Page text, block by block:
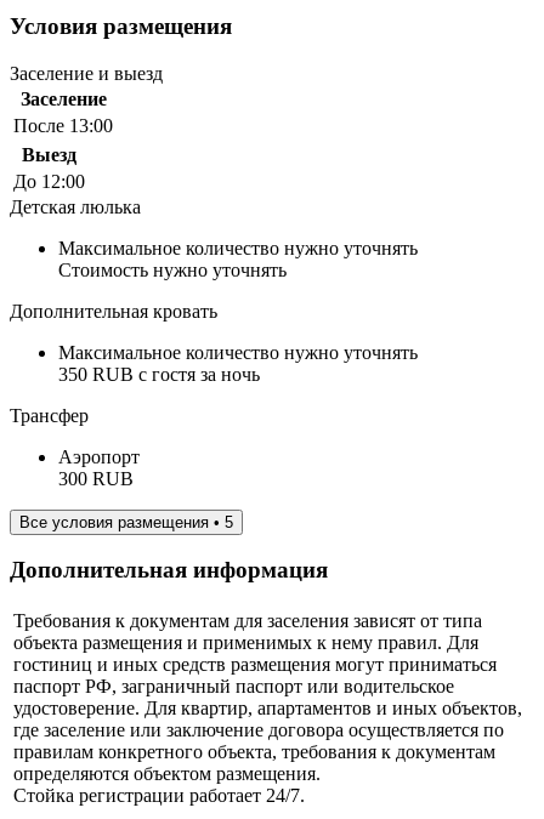
Условия размещения
Заселение и выезд
Заселение
После 13:00
Выезд
До 12:00
Детская люлька
Максимальное количество нужно уточнять
Стоимость нужно уточнять
Дополнительная кровать
Максимальное количество нужно уточнять
350 RUB с гостя за ночь
Трансфер
Аэропорт
300 RUB
Все условия размещения • 5
Дополнительная информация
Требования к документам для заселения зависят от типа
объекта размещения и применимых к нему правил. Для
гостиниц и иных средств размещения могут приниматься
паспорт РФ, заграничный паспорт или водительское
удостоверение. Для квартир, апартаментов и иных объектов,
где заселение или заключение договора осуществляется по
правилам конкретного объекта, требования к документам
определяются объектом размещения.
Стойка регистрации работает 24/7.